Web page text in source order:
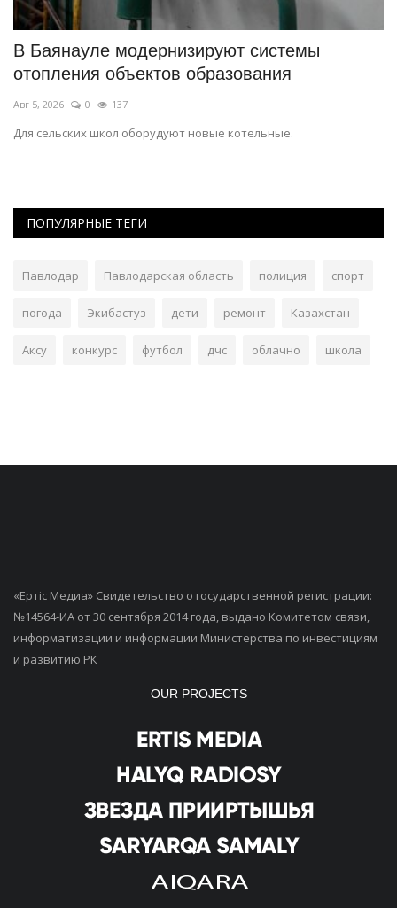
В Баянауле модернизируют системы
отопления объектов образования
Авг 5, 2026 0 137
Для сельских школ оборудуют новые котельные.
ПОПУЛЯРНЫЕ ТЕГИ
Павлодар Павлодарская область полиция спорт
погода Экибастуз дети ремонт Казахстан
Аксу конкурс футбол дчс облачно школа
«Ертiс Медиа» Свидетельство о государственной регистрации:
№14564-ИА от 30 сентября 2014 года, выдано Комитетом связи,
информатизации и информации Министерства по инвестициям
и развитию РК
OUR PROJECTS